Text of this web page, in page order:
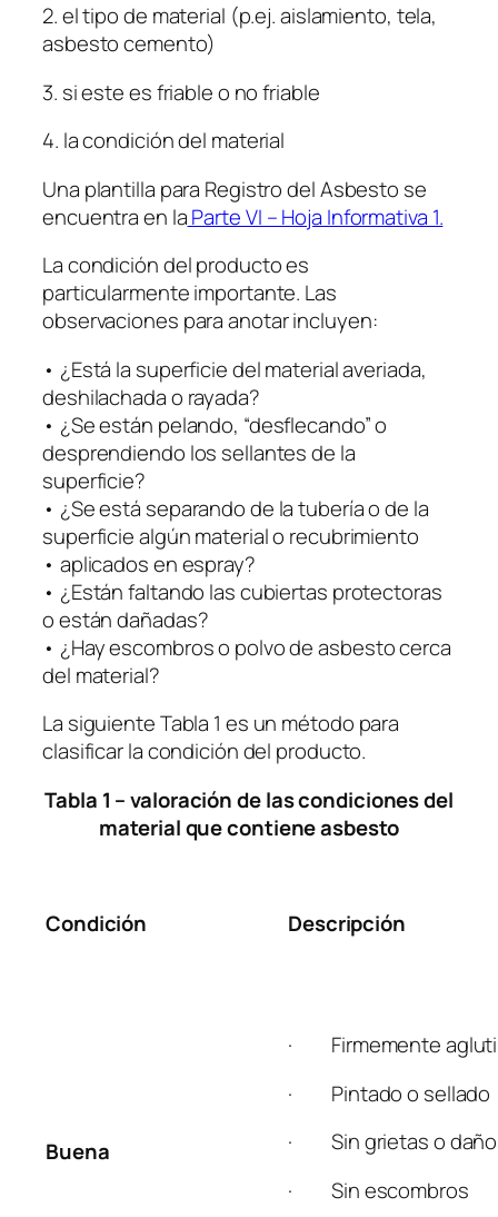
2. el tipo de material (p.ej. aislamiento, tela,
asbesto cemento)
3. si este es friable o no friable
4. la condición del material
Una plantilla para Registro del Asbesto se
encuentra en laParte VI – Hoja Informativa 1.
La condición del producto es
particularmente importante. Las
observaciones para anotar incluyen:
• ¿Está la superficie del material averiada,
deshilachada o rayada?
• ¿Se están pelando, “desflecando” o
desprendiendo los sellantes de la
superficie?
• ¿Se está separando de la tubería o de la
superficie algún material o recubrimiento
• aplicados en espray?
• ¿Están faltando las cubiertas protectoras
o están dañadas?
• ¿Hay escombros o polvo de asbesto cerca
del material?
La siguiente Tabla 1 es un método para
clasificar la condición del producto.
Tabla 1 – valoración de las condiciones del
material que contiene asbesto
Condición Descripción
Buena
· Firmemente
· Pintado o sellado
· Sin grietas o
· Sin escombros